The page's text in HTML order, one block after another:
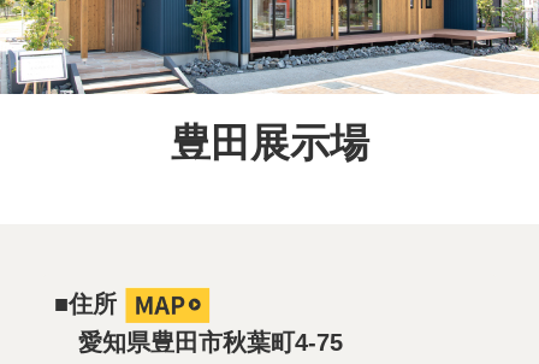
豊田展示場
■住所
愛知県豊田市秋葉町4-75